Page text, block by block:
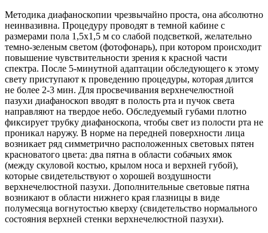
Методика диафаноскопии чрезвычайно проста, она абсолютно
неинвазивна. Процедуру проводят в темной кабине с
размерами пола 1,5x1,5 м со слабой подсветкой, желательно
темно-зеленым светом (фотофонарь), при котором происходит
повышение чувствительности зрения к красной части
спектра. После 5-минутной адаптации обследующего к этому
свету приступают к проведению процедуры, которая длится
не более 2-3 мин. Для просвечивания верхнечелюстной
пазухи диафаноскоп вводят в полость рта и пучок света
направляют на твердое небо. Обследуемый губами плотно
фиксирует трубку диафаноскопа, чтобы свет из полости рта не
проникал наружу. В норме на передней поверхности лица
возникает ряд симметрично расположенных световых пятен
красноватого цвета: два пятна в области собачьих ямок
(между скуловой костью, крылом носа и верхней губой),
которые свидетельствуют о хорошей воздушности
верхнечелюстной пазухи. Дополнительные световые пятна
возникают в области нижнего края глазницы в виде
полумесяца вогнутостью кверху (свидетельство нормального
состояния верхней стенки верхнечелюстной пазухи).